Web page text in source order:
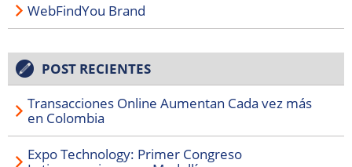
WebFindYou Brand
POST RECIENTES
Transacciones Online Aumentan Cada vez más
en Colombia
Expo Technology: Primer Congreso